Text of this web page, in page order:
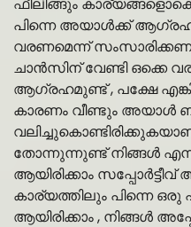
ഫീലിങ്ങും
പിന്നെ അയാൾക്ക്
വരണമെന്ന്
ചാൻസിന് വേണ്ടി ഒക്കെ
ആഗ്രഹമുണ്ട് , പക്ഷേ
കാരണം വീണ്ടും അയാൾ
തോന്നുന്നുണ്ട് നിങ്ങൾ
ആയിരിക്കാം
കാര്യത്തിലും പിന്നെ
ആയിരിക്കാം , നിങ്ങൾ